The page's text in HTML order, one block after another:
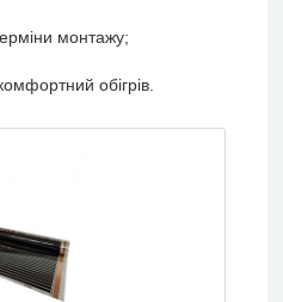
монтажу;
обігрів.